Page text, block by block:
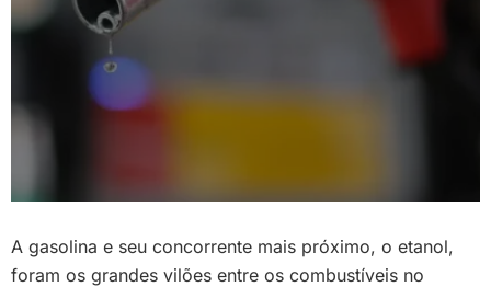
A gasolina e seu concorrente mais próximo, o etanol,
foram os grandes vilões entre os combustíveis no